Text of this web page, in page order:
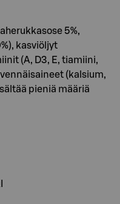
5%,
kasviöljyt
(A, D3, E, tiamiini,
(kalsium,
pieniä määriä